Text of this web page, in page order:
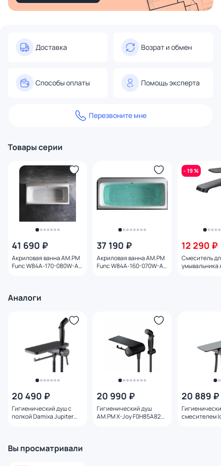
Доставка Возрат и обмен
Способы оплаты Помощь эксперта
Перезвоните мне
Товары серии
41 690 ₽
Акриловая ванна AM.PM
Func W84A-170-080W-A
37 190 ₽
Акриловая ванна AM.PM
Func W84A-160-070W-A
- 19 %
12 290 ₽
Смеситель
умывальника
Аналоги
20 490 ₽
Гигиенический душ с
полкой Damixa Jupiter
20 990 ₽
Гигиенический душ
AM.PM X-Joy F0H85A822
20 889 ₽
смесителем
Вы просматривали